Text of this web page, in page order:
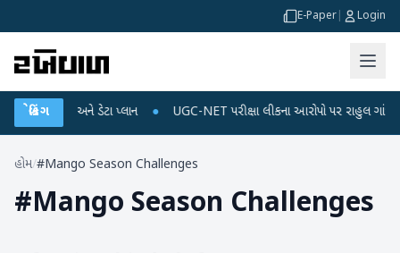
E-Paper Login
બ્રેકિંગ
રિચાર્જ અને ડેટા પ્લાન ● UGC-NET પરીક્ષા લીકના આરોપો પર રાહુલ ગાંધીએ
હોમ/#Mango Season Challenges
#Mango Season Challenges